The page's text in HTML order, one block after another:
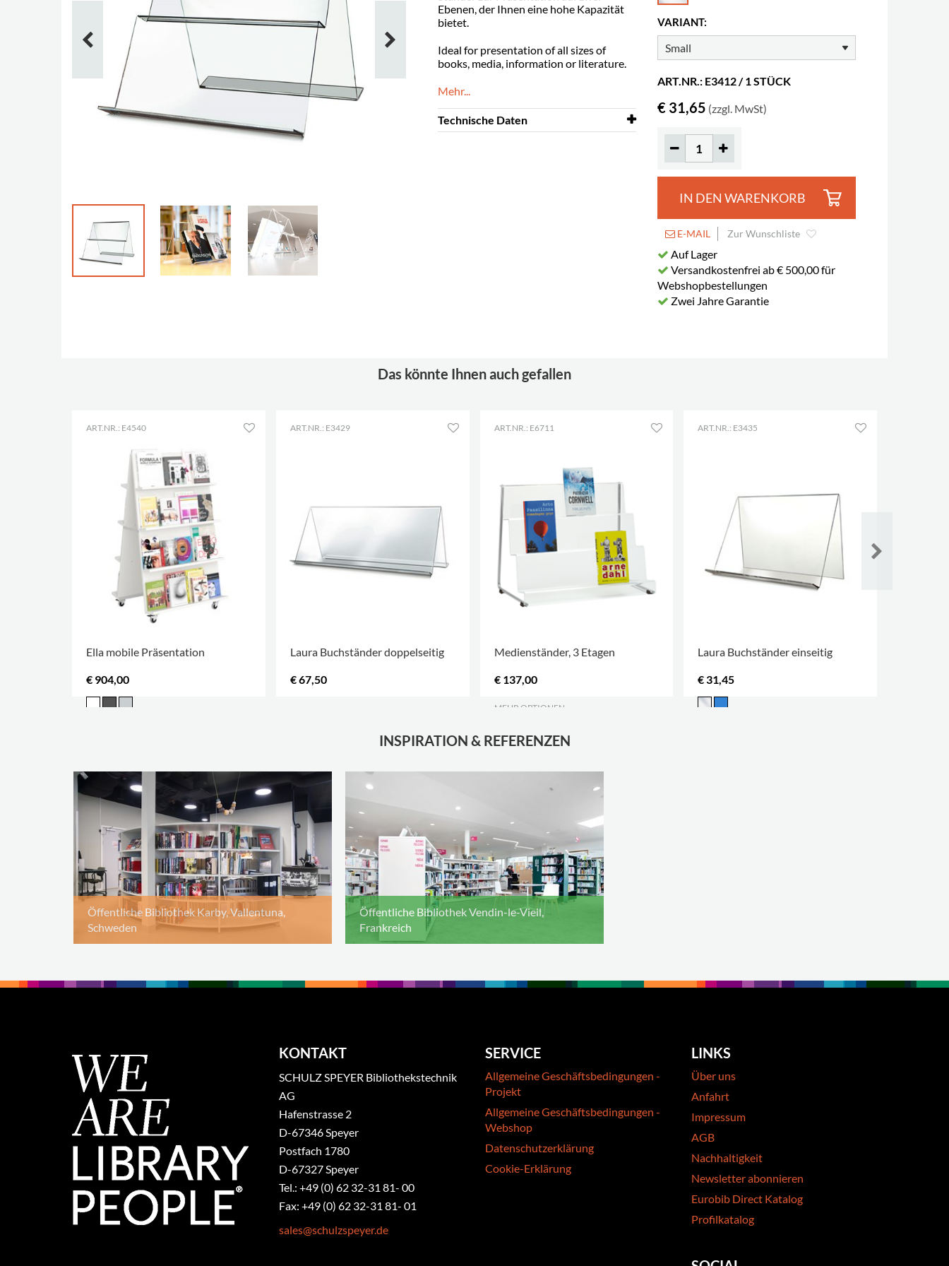
Ebenen, der Ihnen eine hohe Kapazität
bietet.
Ideal for presentation of all sizes of
books, media, information or literature.
Mehr...
Technische Daten
VARIANT:
ART.NR.: E3412 / 1 STÜCK
€ 31,65 (zzgl. MwSt)
IN DEN WARENKORB
E-MAIL Zur Wunschliste
Auf Lager
Versandkostenfrei ab € 500,00 für
Webshopbestellungen
Zwei Jahre Garantie
Das könnte Ihnen auch gefallen
ART.NR.: E4540
Ella mobile Präsentation
€ 904,00
ART.NR.: E3429
Laura Buchständer doppelseitig
€ 67,50
ART.NR.: E6711
Medienständer, 3 Etagen
€ 137,00
MEHR OPTIONEN
ART.NR.: E3435
Laura Buchständer einseitig
€ 31,45
INSPIRATION & REFERENZEN
Öffentliche Bibliothek Karby, Vallentuna,
Schweden
Öffentliche Bibliothek Vendin-le-Vieil,
Frankreich
KONTAKT
SCHULZ SPEYER Bibliothekstechnik
AG
Hafenstrasse 2
​D-67346 Speyer
Postfach 1780
D-67327 Speyer
Tel.: +49 (0) 62 32-31 81- 00
Fax: +49 (0) 62 32-31 81- 01
sales@schulzspeyer.de
SERVICE
Allgemeine Geschäftsbedingungen -
Projekt
Allgemeine Geschäftsbedingungen -
Webshop
Datenschutzerklärung
Cookie-Erklärung
LINKS
Über uns
Anfahrt
Impressum
AGB
Nachhaltigkeit
Newsletter abonnieren
Eurobib Direct Katalog
Profilkatalog